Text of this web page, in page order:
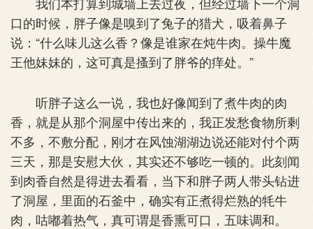
口的时候，胖子像是嗅到了兔子的猎犬，吸着鼻子
说：“什么味儿这么香？像是谁家在炖牛肉。操牛魔
王他妹妹的，这可真是搔到了胖爷的痒处。”
听胖子这么一说，我也好像闻到了煮牛肉的肉
香，就是从那个洞屋中传出来的，我正发愁食物所剩
不多，不敷分配，刚才在风蚀湖湖边说还能对付个两
三天，那是安慰大伙，其实还不够吃一顿的。此刻闻
到肉香自然是得进去看看，当下和胖子两人带头钻进
了洞屋，里面的石釜中，确实有正煮得烂熟的牦牛
肉，咕嘟着热气，真可谓是香熏可口，五味调和。